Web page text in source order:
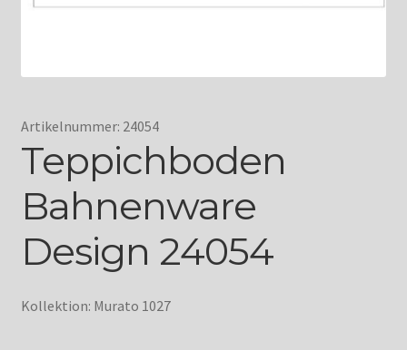
Artikelnummer: 24054
Teppichboden
Bahnenware
Design 24054
Kollektion: Murato 1027